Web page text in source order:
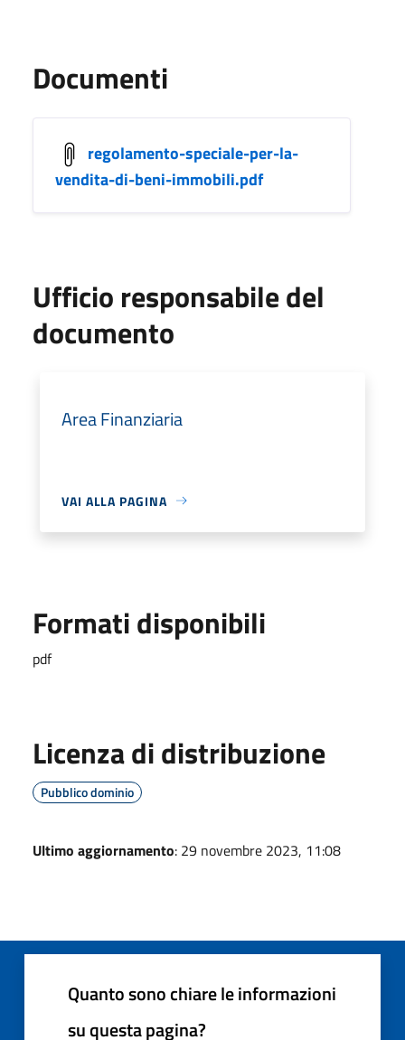
Documenti
regolamento-speciale-per-la-
vendita-di-beni-immobili.pdf
Ufficio responsabile del
documento
Area Finanziaria
VAI ALLA PAGINA
Formati disponibili
pdf
Licenza di distribuzione
Pubblico dominio
Ultimo aggiornamento: 29 novembre 2023, 11:08
Quanto sono chiare le informazioni
su questa pagina?